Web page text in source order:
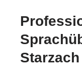
Starzach